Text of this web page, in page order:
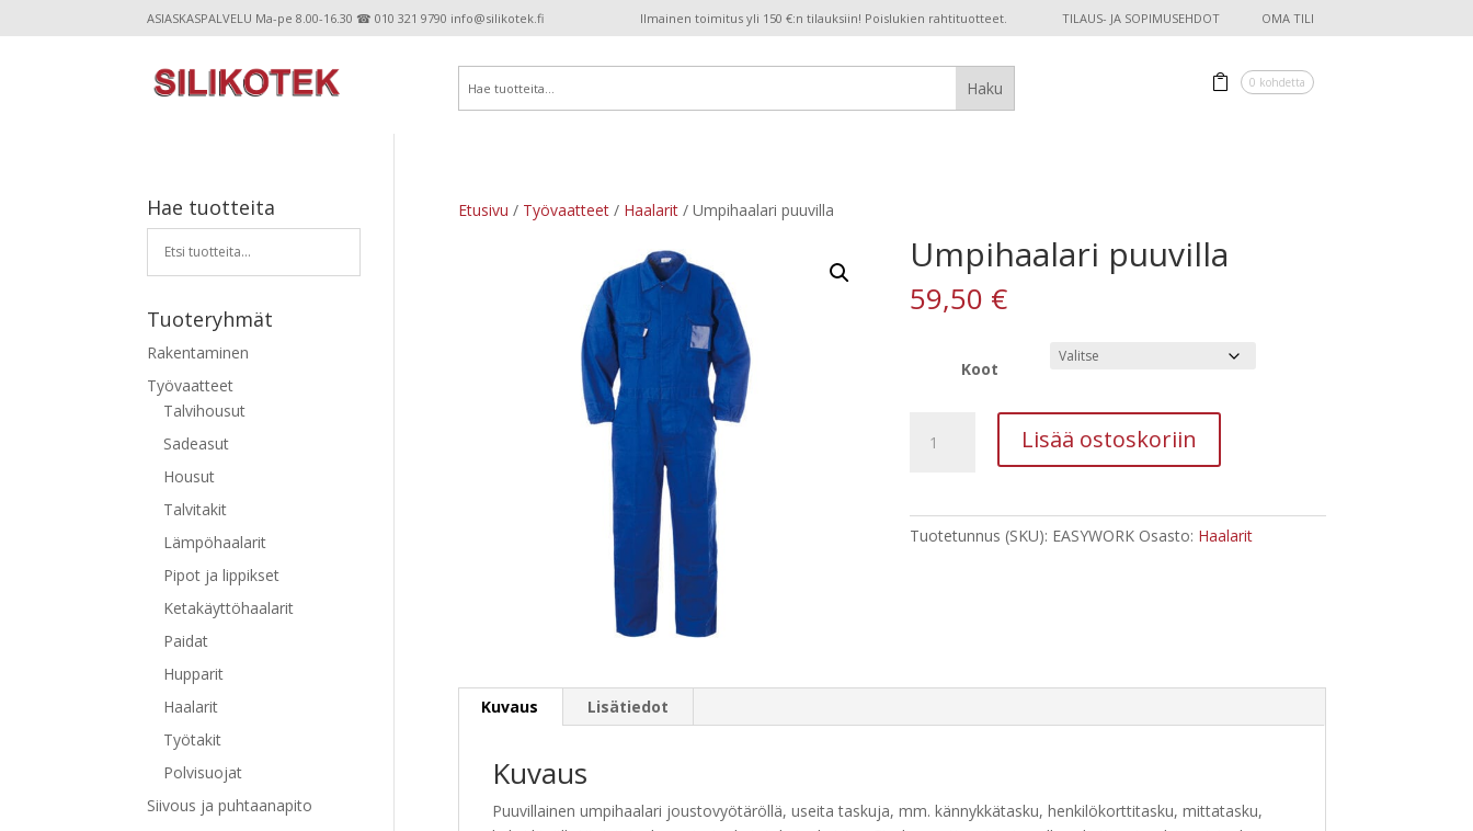
ASIASKASPALVELU Ma-pe 8.00-16.30 ☎ 010 321 9790 info@silikotek.fi Ilmainen toimitus yli 150 €:n tilauksiin! Poislukien rahtituotteet. TILAUS- JA SOPIMUSEHDOT OMA TILI
0 kohdetta
Etusivu / Työvaatteet/ Haalarit/ Umpihaalari puuvilla
Umpihaalari puuvilla
59,50 €
Koot
puuvilla
Lisää ostoskoriin
Tuotetunnus (SKU): EASYWORK Osasto: Haalarit
Kuvaus Lisätiedot
Kuvaus
Puuvillainen umpihaalari joustovyötäröllä, useita taskuja, mm. kännykkätasku, henkilökorttitasku, mittatasku,
Hae tuotteita
Tuoteryhmät
Rakentaminen
Työvaatteet
Talvihousut
Sadeasut
Housut
Talvitakit
Lämpöhaalarit
Pipot ja lippikset
Ketakäyttöhaalarit
Paidat
Hupparit
Haalarit
Työtakit
Polvisuojat
Siivous ja puhtaanapito